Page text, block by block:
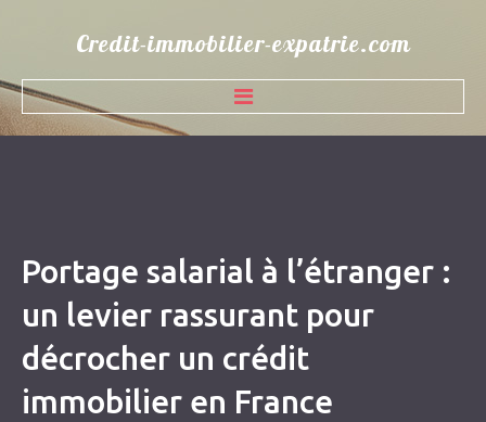
Credit-immobilier-expatrie.com
ACCUEIL
PARTENAIRES BANCAIRES
CONTACT
BLOG
Portage salarial à l’étranger :
un levier rassurant pour
décrocher un crédit
immobilier en France